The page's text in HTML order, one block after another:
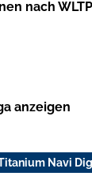
nach
anzeigen
Navi